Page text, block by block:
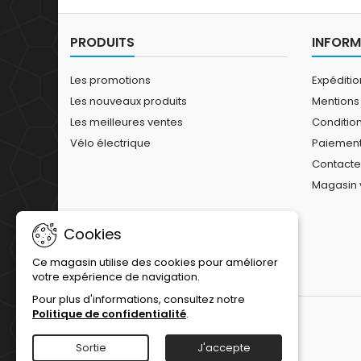
PRODUITS
Les promotions
Les nouveaux produits
Les meilleures ventes
Vélo électrique
Magasin
Cookies
Ce magasin utilise des cookies pour améliorer
votre expérience de navigation.
Pour plus d'informations, consultez notre
Politique de confidentialité.
Sortie J'accepte